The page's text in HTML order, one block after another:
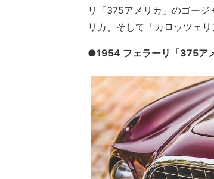
リ「375アメリカ」のゴー
リカ、そして「カロッツェ
●1954 フェラーリ「375ア